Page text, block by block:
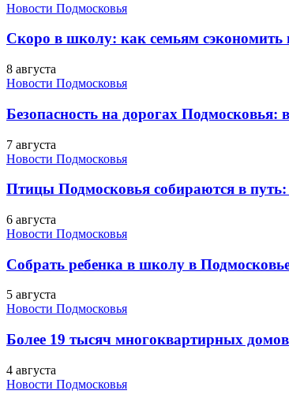
Новости Подмосковья
Скоро в школу: как семьям сэкономить
8 августа
Новости Подмосковья
Безопасность на дорогах Подмосковья:
7 августа
Новости Подмосковья
Птицы Подмосковья собираются в
6 августа
Новости Подмосковья
Собрать ребенка в школу в
5 августа
Новости Подмосковья
Более 19 тысяч многоквартирных
4 августа
Новости Подмосковья